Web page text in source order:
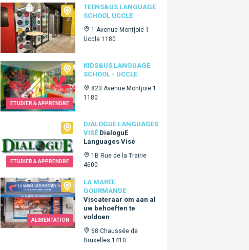
TEENS&US LANGUAGE
SCHOOL UCCLE
1 Avenue Montjoie 1
Uccle 1180
Teens&Us language school Uccle
ETUDIER & APPRENDRE
KIDS&US LANGUAGE
SCHOOL - UCCLE
823 Avenue Montjoie 1
1180
Kids&Us language school - Uccle
ETUDIER & APPRENDRE
DIALOGUE LANGUAGES
VISÉ DialoguE
Languages Visé
1B Rue de la Trairie
4600
Dialogue Languages Visé
ALIMENTATION
LA MARÉE
GOURMANDE
Viscateraar om aan al
uw behoeften te
voldoen
68 Chaussée de
Bruxelles 1410
La Marée Gourmande